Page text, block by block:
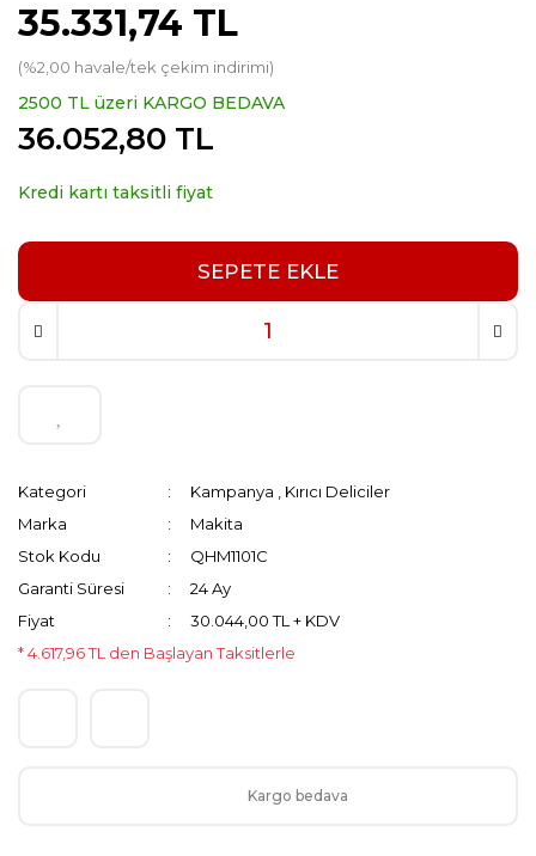
35.331,74 TL
(%2,00 havale/tek çekim indirimi)
2500 TL üzeri KARGO BEDAVA
36.052,80 TL
Kredi kartı taksitli fiyat
SEPETE EKLE
Kategori Kampanya
Kırıcı Deliciler
Marka
Makita
Stok Kodu
QHM1101C
Garanti Süresi
24 Ay
Fiyat
30.044,00 TL + KDV
* 4.617,96 TL den Başlayan Taksitlerle
Kargo bedava